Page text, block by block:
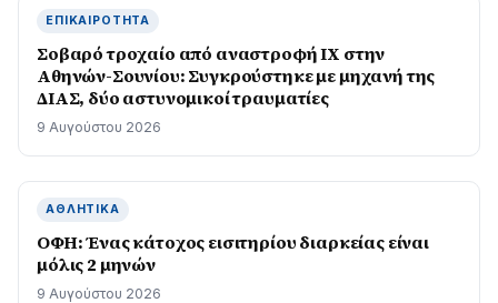
ΕΠΙΚΑΙΡΌΤΗΤΑ
Σοβαρό τροχαίο από αναστροφή ΙΧ στην
Αθηνών-Σουνίου: Συγκρούστηκε με μηχανή της
ΔΙΑΣ, δύο αστυνομικοί τραυματίες
9 Αυγούστου 2026
ΑΘΛΗΤΙΚΆ
ΟΦΗ: Ένας κάτοχος εισιτηρίου διαρκείας είναι
μόλις 2 μηνών
9 Αυγούστου 2026